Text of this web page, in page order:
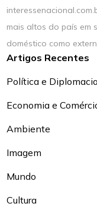
mais altos do país em
doméstico como
Artigos Recentes
Política e
Economia e
Ambiente
Imagem
Mundo
Cultura